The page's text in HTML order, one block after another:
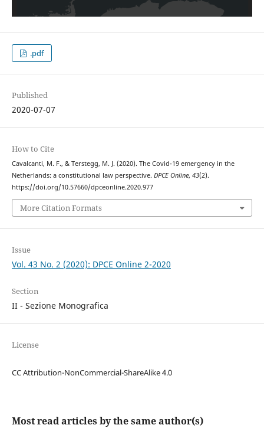
.pdf
Published
2020-07-07
How to Cite
Cavalcanti, M. F., & Terstegg, M. J. (2020). The Covid-19 emergency in the
Netherlands: a constitutional law perspective. DPCE Online, 43(2).
https://doi.org/10.57660/dpceonline.2020.977
More Citation Formats
Issue
Vol. 43 No. 2 (2020): DPCE Online 2-2020
Section
II - Sezione Monografica
License
CC Attribution-NonCommercial-ShareAlike 4.0
Most read articles by the same author(s)